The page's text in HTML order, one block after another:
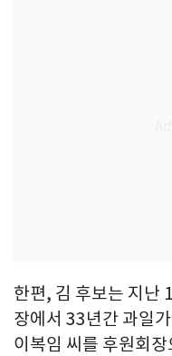
한편, 김 후보는 지난
장에서 33년간 과일
이복임 씨를 후원회